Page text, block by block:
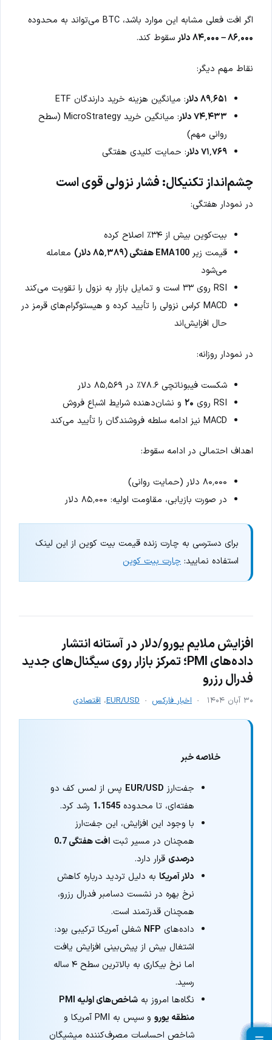
اگر افت فعلی مشابه این موارد باشد، BTC می‌تواند به محدوده
۸۶٬۰۰۰ – ۸۴٬۰۰۰ دلار
سقوط کند.
نقاط مهم دیگر:
۸۹٬۶۵۱ دلار
: میانگین هزینه خرید دارندگان ETF
۷۴٬۴۳۳ دلار
: میانگین خرید MicroStrategy (سطح
روانی مهم)
۷۱٬۷۶۹ دلار
: حمایت کلیدی هفتگی
چشم‌انداز تکنیکال: فشار نزولی قوی است
در نمودار هفتگی:
بیت‌کوین بیش از ۳۴٪ اصلاح کرده
قیمت زیرEMA100 هفتگی (۸۵٬۳۸۹ دلار)
معامله
می‌شود
RSI روی ۳۳ است و تمایل بازار به نزول را تقویت می‌کند
MACD کراس نزولی را تأیید کرده و هیستوگرام‌های قرمز در
حال افزایش‌اند
در نمودار روزانه:
شکست فیبوناتچی ۷۸.۶٪ در ۸۵٬۵۶۹ دلار
RSI روی
۲۰ و نشان‌دهنده شرایط اشباع فروش
MACD نیز ادامه سلطه فروشندگان را تأیید می‌کند
اهداف احتمالی در ادامه سقوط:
۸۰٬۰۰۰ دلار (حمایت روانی)
در صورت بازیابی، مقاومت اولیه: ۸۵٬۰۰۰ دلار
برای دسترسی به چارت زنده قیمت بیت کوین از این لینک
استفاده نمایید: چارت بیت کوین
افزایش ملایم یورو/دلار در آستانه انتشار
داده‌های PMI؛ تمرکز بازار روی سیگنال‌های جدید
فدرال رزرو
۳۰ آبان ۱۴۰۴ اخبار فارکس EUR/USD، اقتصادی
خلاصه خبر
جفت‌ارز EUR/USD پس از لمس کف دو
هفته‌ای، تا محدوده1.1545 رشد کرد.
با وجود این افزایش، این جفت‌ارز
همچنان در مسیر ثبت
افت هفتگی 0.7
درصدی قرار دارد.
دلار آمریکا به دلیل تردید درباره کاهش
نرخ بهره در نشست دسامبر فدرال رزرو،
همچنان قدرتمند است.
داده‌های NFP شغلی آمریکا ترکیبی بود:
اشتغال بیش از پیش‌بینی افزایش یافت
اما نرخ بیکاری به بالاترین سطح ۴ ساله
رسید.
نگاه‌ها امروز به
شاخص‌های اولیه PMI
منطقه یورو
و سپس به PMI آمریکا و
شاخص احساسات مصرف‌کننده میشیگان